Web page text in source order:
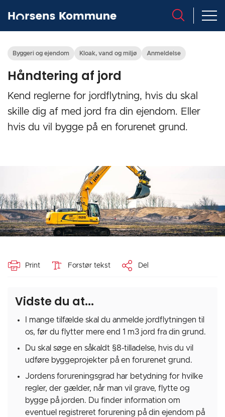
Byggeri og ejendom Kloak, vand og miljø Anmeldelse
Håndtering af jord
Kend reglerne for jordflytning, hvis du skal
skille dig af med jord fra din ejendom. Eller
hvis du vil bygge på en forurenet grund.
Print Forstør tekst Del
Vidste du at...
I mange tilfælde skal du anmelde jordflytningen til
os, før du flytter mere end 1 m3 jord fra din grund.
Du skal søge en såkaldt §8-tilladelse, hvis du vil
udføre byggeprojekter på en forurenet grund.
Jordens forureningsgrad har betydning for hvilke
regler, der gælder, når man vil grave, flytte og
bygge på jorden. Du finder information om
eventuel registreret forurening på din ejendom på